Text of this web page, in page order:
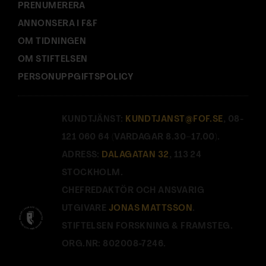
PRENUMERERA
ANNONSERA I F&F
OM TIDNINGEN
OM STIFTELSEN
PERSONUPPGIFTSPOLICY
KUNDTJÄNST: KUNDTJANST@FOF.SE , 08-
121 060 64 (VARDAGAR 8.30–17.00).
ADRESS: DALAGATAN 32 , 113 24
STOCKHOLM.
CHEFREDAKTÖR OCH ANSVARIG
UTGIVARE JONAS MATTSSON.
STIFTELSEN FORSKNING & FRAMSTEG.
ORG.NR: 802008-7246.